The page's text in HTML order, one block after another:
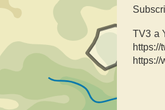
TV3 a
https://